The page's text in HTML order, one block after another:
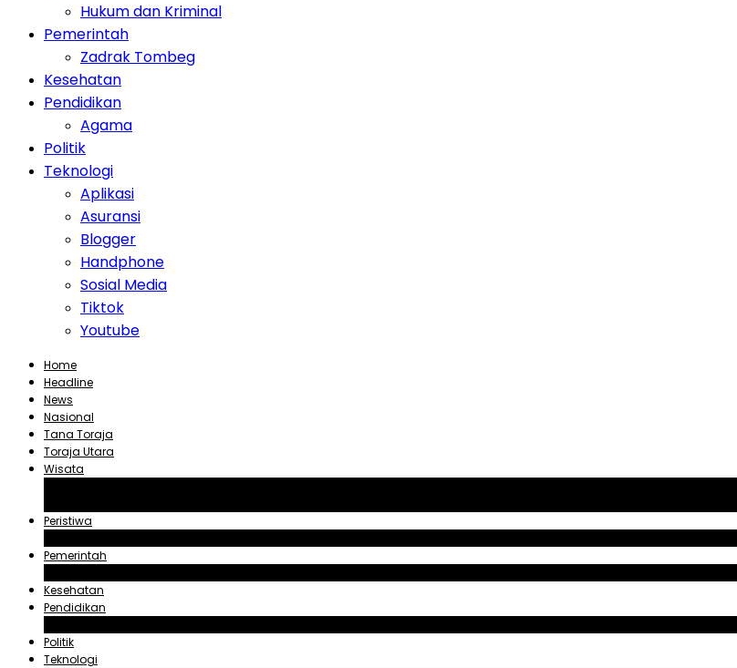
Hukum dan Kriminal
Pemerintah
Zadrak Tombeg
Kesehatan
Pendidikan
Agama
Politik
Teknologi
Aplikasi
Asuransi
Blogger
Handphone
Sosial Media
Tiktok
Youtube
Home
Headline
News
Nasional
Tana Toraja
Toraja Utara
Wisata
Peristiwa
Pemerintah
Kesehatan
Pendidikan
Politik
Teknologi